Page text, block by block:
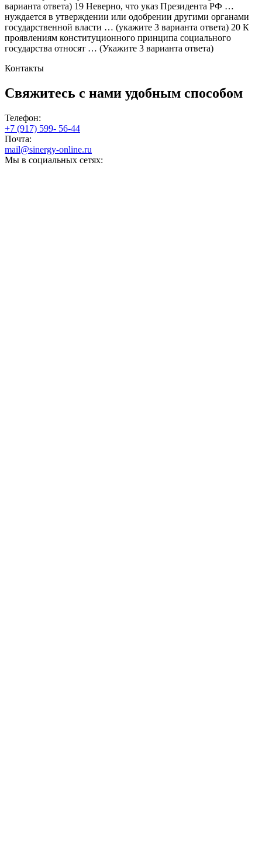
варианта ответа) 19 Неверно, что указ Президента РФ …
нуждается в утверждении или одобрении другими органами
государственной власти … (укажите 3 варианта ответа) 20 К
проявлениям конституционного принципа социального
государства относят … (Укажите 3 варианта ответа)
Контакты
Свяжитесь с нами удобным способом
Телефон:
+7 (917) 599- 56-44
Почта:
mail@sinergy-online.ru
Мы в социальных сетях: